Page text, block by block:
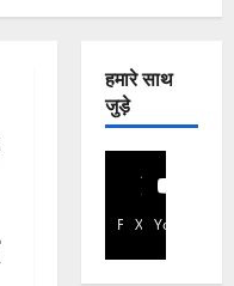
हमारे साथ
जुड़े
Facebook
X YouTube